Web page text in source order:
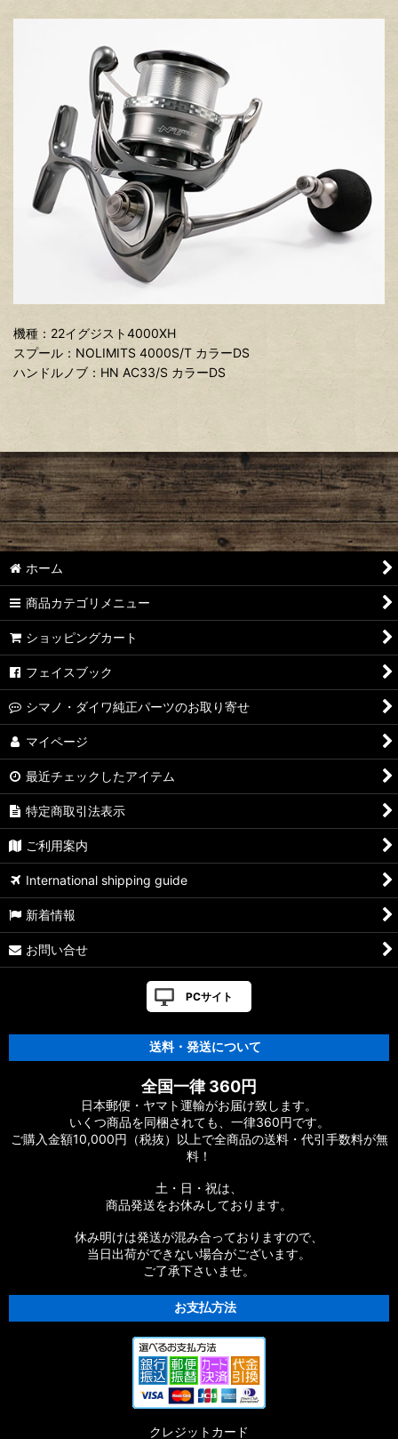
機種：22イグジスト4000XH
スプール：NOLIMITS 4000S/T カラーDS
ハンドルノブ：HN AC33/S カラーDS
ホーム
商品カテゴリメニュー
ショッピングカート
フェイスブック
シマノ・ダイワ純正パーツのお取り寄せ
マイページ
最近チェックしたアイテム
特定商取引法表示
ご利用案内
International shipping guide
新着情報
お問い合せ
PCサイト
送料・発送について
全国一律 360円
日本郵便・ヤマト運輸がお届け致します。
いくつ商品を同梱されても、一律360円です。
ご購入金額10,000円（税抜）以上で全商品の送料・代引手数料が無
料！
土・日・祝は、
商品発送をお休みしております。
休み明けは発送が混み合っておりますので、
当日出荷ができない場合がございます。
ご了承下さいませ。
お支払方法
クレジットカード